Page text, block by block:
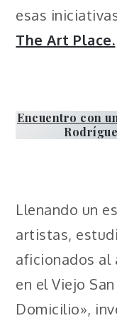
esas
The Art Place.
Encuentro con
Llenando un
artistas,
aficionados al
en el Viejo
Domicilio»,